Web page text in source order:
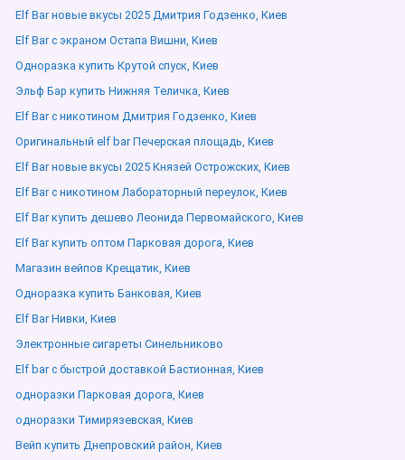
Elf Bar новые вкусы 2025 Дмитрия Годзенко, Киев
Elf Bar с экраном Остапа Вишни, Киев
Одноразка купить Крутой спуск, Киев
Эльф Бар купить Нижняя Теличка, Киев
Elf Bar с никотином Дмитрия Годзенко, Киев
Оригинальный elf bar Печерская площадь, Киев
Elf Bar новые вкусы 2025 Князей Острожских, Киев
Elf Bar с никотином Лабораторный переулок, Киев
Elf Bar купить дешево Леонида Первомайского, Киев
Elf Bar купить оптом Парковая дорога, Киев
Магазин вейпов Крещатик, Киев
Одноразка купить Банковая, Киев
Elf Bar Нивки, Киев
Электронные сигареты Синельниково
Elf bar с быстрой доставкой Бастионная, Киев
одноразки Парковая дорога, Киев
одноразки Тимирязевская, Киев
Вейп купить Днепровский район, Киев